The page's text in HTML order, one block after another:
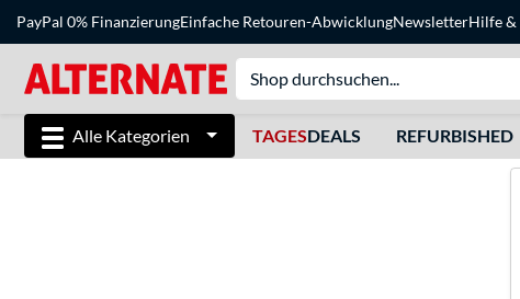
PayPal 0% FinanzierungEinfache Retouren-AbwicklungNewsletterHilfe&
Alle Kategorien TAGESDEALS REFURBISHED